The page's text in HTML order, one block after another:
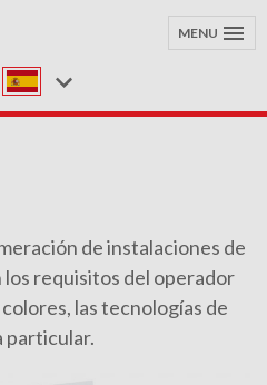
MENU
de instalaciones de
requisitos del operador
las tecnologías de
particular.